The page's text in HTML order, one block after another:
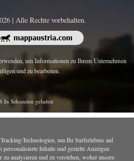
| Alle Rechte vorbehalten.
um Informationen zu Ihrem Unternehmen
und zu bearbeiten.
In Sekunden geladen
Technologien, um Ihr Surferlebnis auf
personalisierte Inhalte und gezielte Anzeigen
zu analysieren und zu verstehen, woher unsere